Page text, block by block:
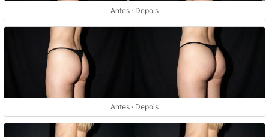
Antes · Depois
Antes · Depois